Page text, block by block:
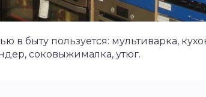
в быту пользуется: мультиварка,
соковыжималка, утюг.